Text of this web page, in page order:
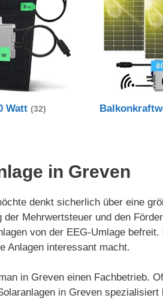
Watt(32)
in Greven
denkt sicherlich über eine
Mehrwertsteuer und den
von der EEG-Umlage
Anlagen interessant macht.
in Greven einen Fachbetrieb.
in Greven